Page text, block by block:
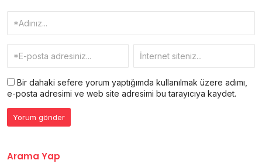
Bir dahaki sefere yorum yaptığımda kullanılmak üzere adımı,
e-posta adresimi ve web site adresimi bu tarayıcıya kaydet.
Arama Yap